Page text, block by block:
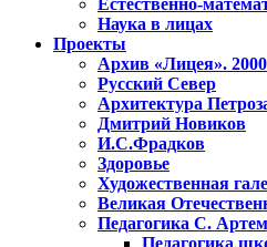
Естественно-
Наука в лицах
Проекты
Архив «Лицея».
Русский Север
Архитектура
Дмитрий Новиков
И.С.Фрадков
Здоровье
Художественная
Великая
Педагогика С.